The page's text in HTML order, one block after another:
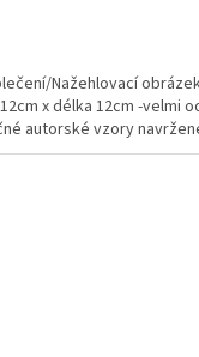
Nažehlovací
x délka 12cm -velmi
autorské vzory